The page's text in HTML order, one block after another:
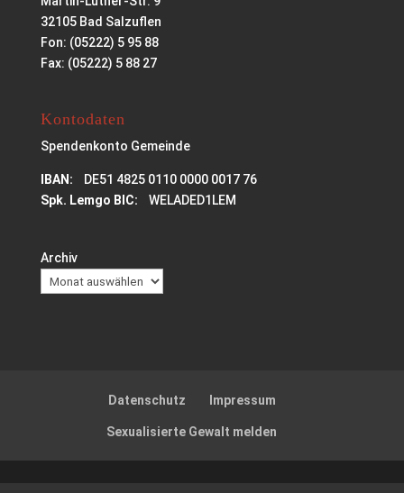
32105 Bad Salzuflen
Fon: (05222) 5 95 88
Fax: (05222) 5 88 27
Kontodaten
Spendenkonto Gemeinde
IBAN: DE51 4825 0110 0000 0017 76
Spk. Lemgo BIC: WELADED1LEM
Archiv
Datenschutz Impressum
Sexualisierte Gewalt melden